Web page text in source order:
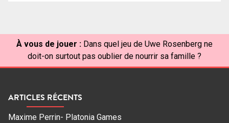
À vous de jouer : Dans quel jeu de Uwe Rosenberg ne
doit-on surtout pas oublier de nourrir sa famille ?
ARTICLES RÉCENTS
Maxime Perrin- Platonia Games